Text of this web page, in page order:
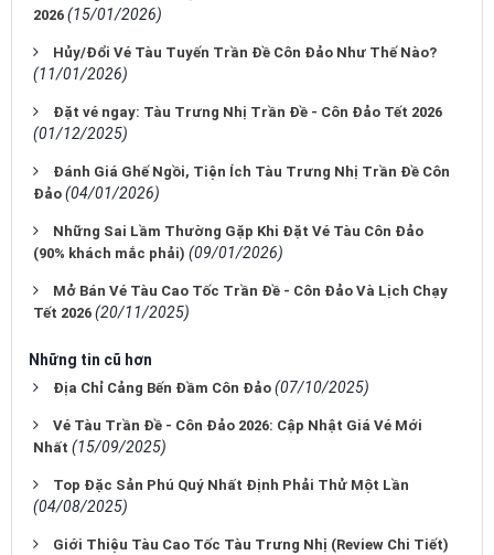
2026 (15/01/2026)
Hủy/Đổi Vé Tàu Tuyến Trần Đề Côn Đảo Như Thế Nào?
(11/01/2026)
Đặt vé ngay: Tàu Trưng Nhị Trần Đề - Côn Đảo Tết 2026
(01/12/2025)
Đánh Giá Ghế Ngồi, Tiện Ích Tàu Trưng Nhị Trần Đề Côn
Đảo (04/01/2026)
Những Sai Lầm Thường Gặp Khi Đặt Vé Tàu Côn Đảo
(90% khách mắc phải) (09/01/2026)
Mở Bán Vé Tàu Cao Tốc Trần Đề - Côn Đảo Và Lịch Chạy
Tết 2026 (20/11/2025)
Những tin cũ hơn
Địa Chỉ Cảng Bến Đầm Côn Đảo (07/10/2025)
Vé Tàu Trần Đề - Côn Đảo 2026: Cập Nhật Giá Vé Mới
Nhất (15/09/2025)
Top Đặc Sản Phú Quý Nhất Định Phải Thử Một Lần
(04/08/2025)
Giới Thiệu Tàu Cao Tốc Tàu Trưng Nhị (Review Chi Tiết)